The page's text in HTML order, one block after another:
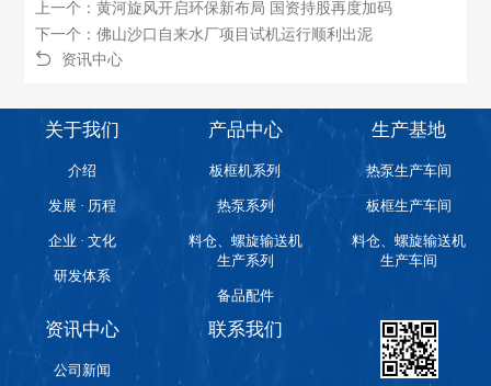
上一个：黄河旋风开启环保新布局 国资持股再度加码
下一个：佛山沙口自来水厂项目试机运行顺利出泥
资讯中心
关于我们
介绍
发展 · 历程
企业 · 文化
研发体系
产品中心
板框机系列
热泵系列
料仓、螺旋输送机
生产系列
备品配件
生产基地
热泵生产车间
板框生产车间
料仓、螺旋输送机
生产车间
资讯中心
公司新闻
联系我们